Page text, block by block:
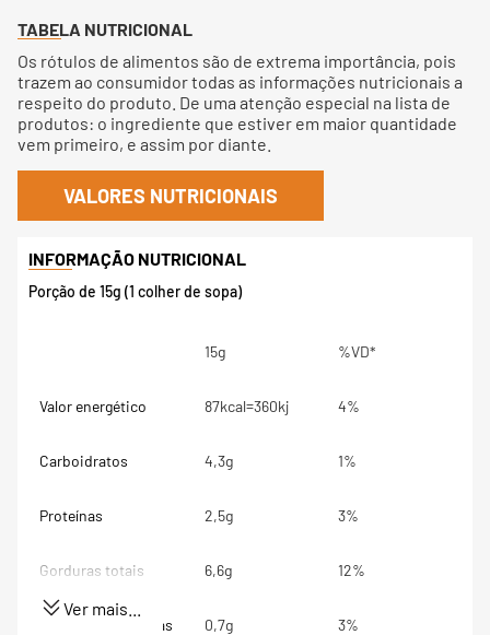
TABELA NUTRICIONAL
Os rótulos de alimentos são de extrema importância, pois
trazem ao consumidor todas as informações nutricionais a
respeito do produto. De uma atenção especial na lista de
produtos: o ingrediente que estiver em maior quantidade
vem primeiro, e assim por diante.
VALORES NUTRICIONAIS
Porção de 15g (1 colher de sopa)
15g %VD*
Valor energético 87kcal=360kj 4%
Carboidratos 4,3g 1%
Proteínas 2,5g 3%
Gorduras totais 6,6g 12%
Gorduras Saturadas 0,7g 3%
Ver mais...